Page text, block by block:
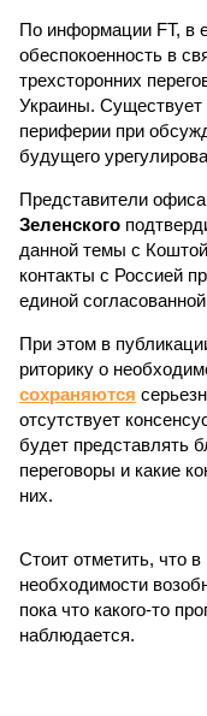
По информации FT, в
обеспокоенность в
трехсторонних
Украины. Существует
периферии при
будущего
Представители офиса
Зеленского
данной темы с
контакты с Россией
единой
При этом в
риторику о
сохраняются
отсутствует
будет представлять
переговоры и какие
них.
Стоит отметить, что
необходимости
пока что какого-то
наблюдается.